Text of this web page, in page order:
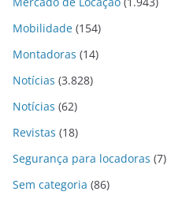
Mobilidade (154)
Montadoras (14)
Notícias (3.828)
Notícias (62)
Revistas (18)
Segurança para locadoras (7)
Sem categoria (86)